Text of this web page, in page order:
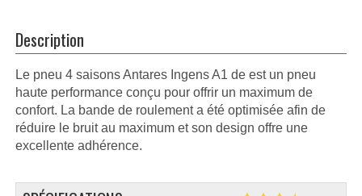
Description
Le pneu 4 saisons Antares Ingens A1 de est un pneu
haute performance conçu pour offrir un maximum de
confort. La bande de roulement a été optimisée afin de
réduire le bruit au maximum et son design offre une
excellente adhérence.